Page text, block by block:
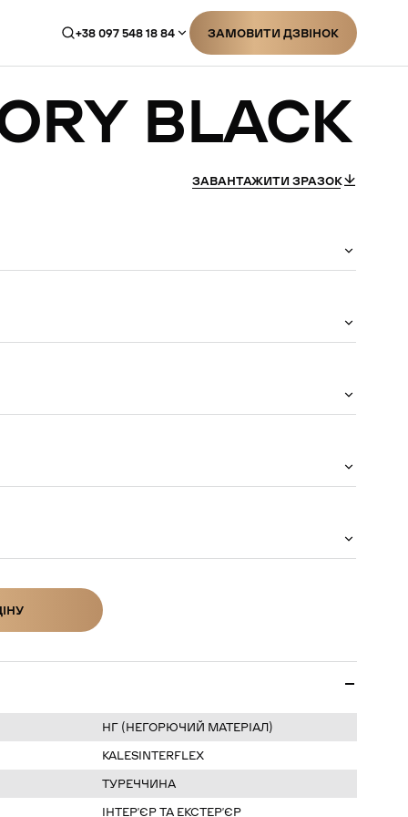
+38 097 548 18 84 ЗАМОВИТИ ДЗВІНОК
BLACK
ЗАВАНТАЖИТИ ЗРАЗОК
НГ (НЕГОРЮЧИЙ МАТЕРІАЛ)
KALESINTERFLEX
ТУРЕЧЧИНА
ІНТЕРʼЄР ТА ЕКСТЕРʼЄР